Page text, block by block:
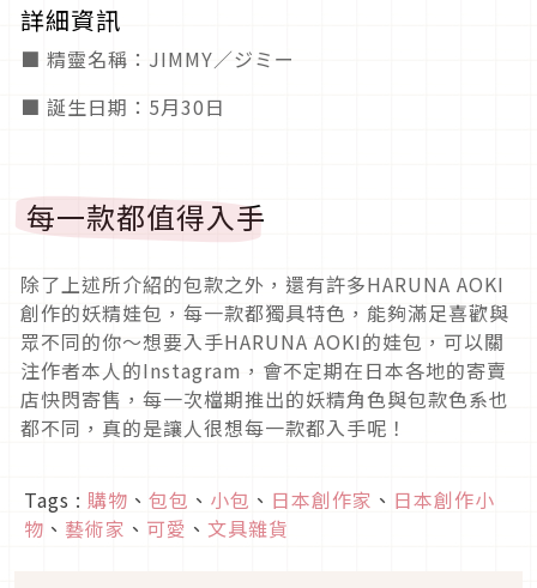
詳細資訊
■ 精靈名稱：JIMMY／ジミー
■ 誕生日期：5月30日
每一款都值得入手
除了上述所介紹的包款之外，還有許多HARUNA AOKI
創作的妖精娃包，每一款都獨具特色，能夠滿足喜歡與
眾不同的你～想要入手HARUNA AOKI的娃包，可以關
注作者本人的Instagram，會不定期在日本各地的寄賣
店快閃寄售，每一次檔期推出的妖精角色與包款色系也
都不同，真的是讓人很想每一款都入手呢！
Tags : 購物 、 包包 、 小包 、 日本創作家 、 日本創作小
物 、 藝術家 、 可愛 、 文具雜貨